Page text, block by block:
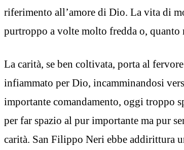
riferimento all’amore di Dio. La vita di
purtroppo a volte molto fredda o, quanto
La carità, se ben coltivata, porta al
infiammato per Dio, incamminandosi
importante comandamento, oggi troppo
per far spazio al pur importante ma pur
carità. San Filippo Neri ebbe addirittura